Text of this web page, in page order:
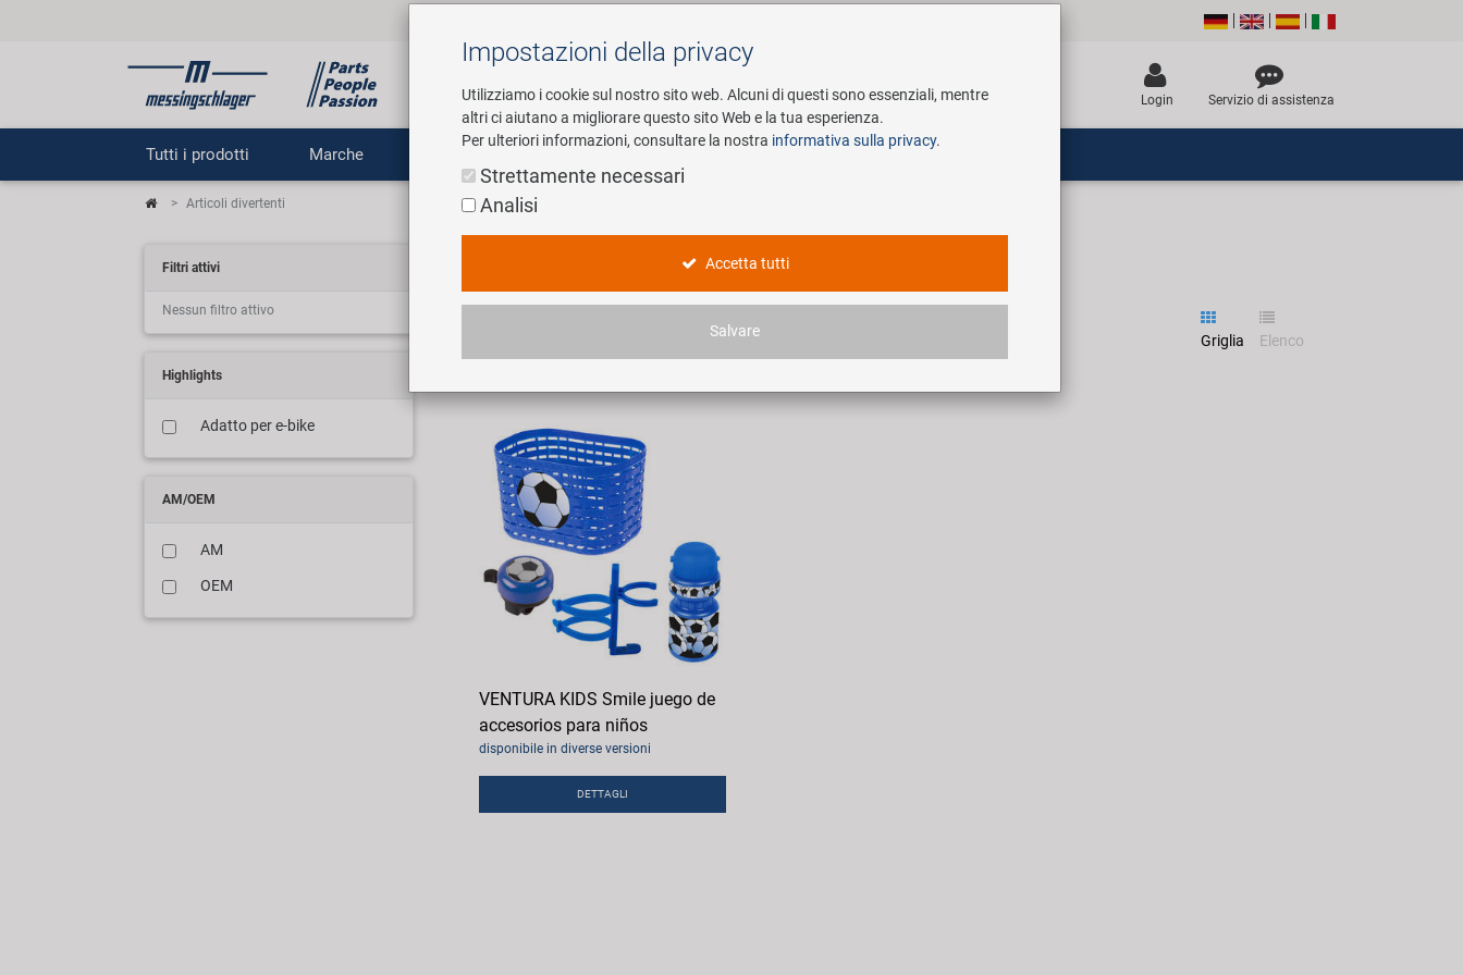
Cerca
Login Servizio di assistenza
Tutti i prodotti Marche E-Mobility
Articoli divertenti
Filtri attivi
Nessun filtro attivo
Highlights
Adatto per e-bike
AM/OEM
AM
OEM
Fun und Kinderartikel
Griglia Elenco
VENTURA KIDS Smile juego de
accesorios para niños
disponibile in diverse versioni
DETTAGLI
Impostazioni della privacy
Utilizziamo i cookie sul nostro sito web. Alcuni di questi sono essenziali, mentre
altri ci aiutano a migliorare questo sito Web e la tua esperienza.
Per ulteriori informazioni, consultare la nostra informativa sulla privacy.
Strettamente necessari
Analisi
Accetta tutti
Salvare